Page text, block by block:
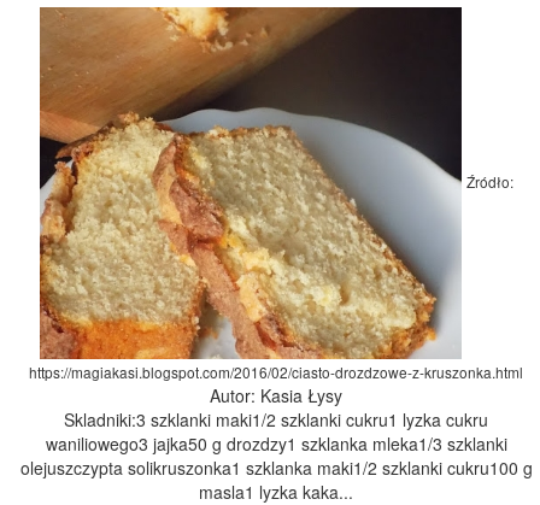
Źródło:
https://magiakasi.blogspot.com/2016/02/ciasto-drozdzowe-z-kruszonka.html
Autor: Kasia Łysy
Skladniki:3 szklanki maki1/2 szklanki cukru1 lyzka cukru
waniliowego3 jajka50 g drozdzy1 szklanka mleka1/3 szklanki
olejuszczypta solikruszonka1 szklanka maki1/2 szklanki cukru100 g
masla1 lyzka kaka...